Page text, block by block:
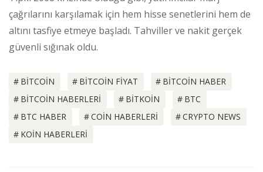
çağrılarını karşılamak için hem hisse senetlerini hem de
altını tasfiye etmeye başladı. Tahviller ve nakit gerçek
güvenli sığınak oldu.
BITCOIN BITCOIN FIYAT
BITCOIN HABER
BITCOIN HABERLERI
BITKOIN
BTC
BTC HABER
COIN HABERLERI
CRYPTO NEWS
KOIN HABERLERI